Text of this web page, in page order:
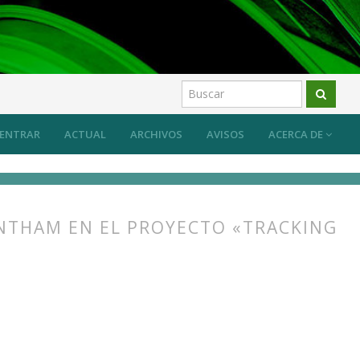
ACTUAL ARCHIVOS AVISOS ACERCA DE
ENTRAR
EN EL PROYECTO «TRACKING